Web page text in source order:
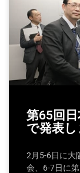
第65回
で発表し
2月5-6日に大
会、6-7日に